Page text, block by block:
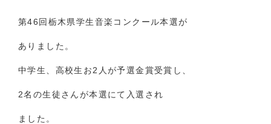
第46回栃木県学生音楽コンクール本選が
ありました。
中学生、高校生お2人が予選金賞受賞し、
2名の生徒さんが本選にて入選され
ました。